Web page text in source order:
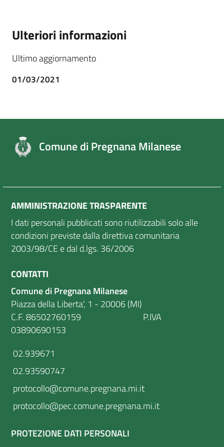
Ulteriori informazioni
Ultimo aggiornamento
01/03/2021
Comune di Pregnana Milanese
AMMINISTRAZIONE TRASPARENTE
I dati personali pubblicati sono riutilizzabili solo alle
condizioni previste dalla direttiva comunitaria
2003/98/CE e dal d.lgs. 36/2006
CONTATTI
Comune di Pregnana Milanese
Piazza della Liberta', 1 - 20006 (MI)
C.F. 86502760159 P.IVA
03890690153
02.939671
02.93590747
protocollo@comune.pregnana.mi.it
protocollo@pec.comune.pregnana.mi.it
PROTEZIONE DATI PERSONALI